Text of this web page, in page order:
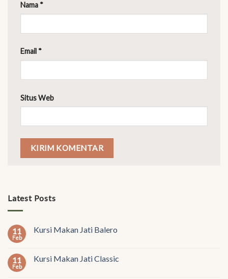
Nama *
Email *
Situs Web
Latest Posts
11
Feb
Kursi Makan Jati Balero
11
Feb
Kursi Makan Jati Classic